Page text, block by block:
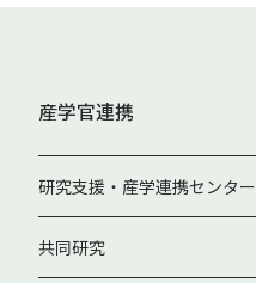
産学官連携
研究支援・産学連携センター
共同研究